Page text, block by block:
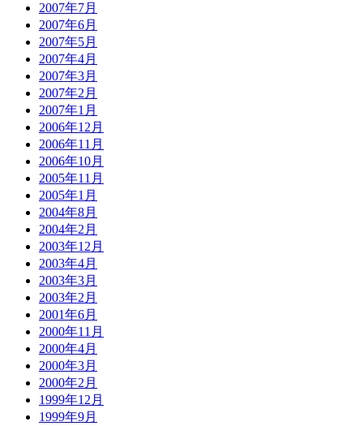
2007年7月
2007年6月
2007年5月
2007年4月
2007年3月
2007年2月
2007年1月
2006年12月
2006年11月
2006年10月
2005年11月
2005年1月
2004年8月
2004年2月
2003年12月
2003年4月
2003年3月
2003年2月
2001年6月
2000年11月
2000年4月
2000年3月
2000年2月
1999年12月
1999年9月